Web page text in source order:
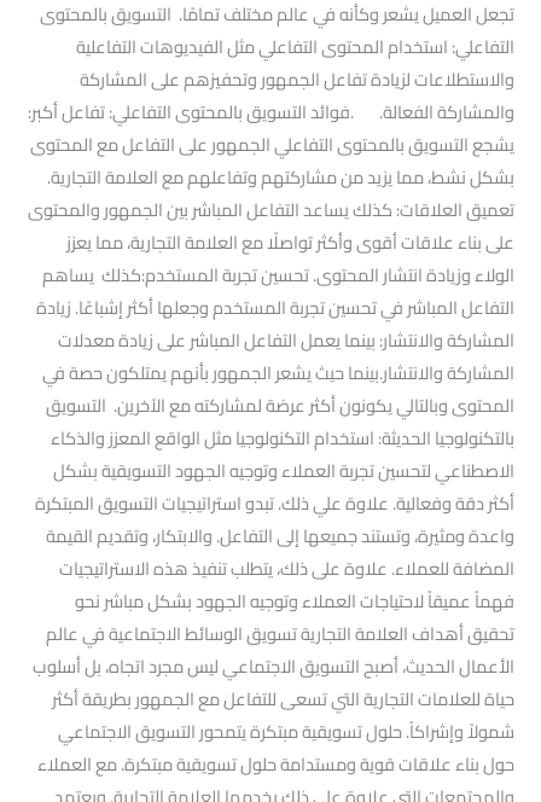
تجعل العميل يشعر وكأنه في عالم مختلف تمامًا. التسويق بالمحتوى
التفاعلي: استخدام المحتوى التفاعلي مثل الفيديوهات التفاعلية
والاستطلاعات لزيادة تفاعل الجمهور وتحفيزهم على المشاركة
والمشاركة الفعالة. .فوائد التسويق بالمحتوى التفاعلي: تفاعل أكبر:
يشجع التسويق بالمحتوى التفاعلي الجمهور على التفاعل مع المحتوى
بشكل نشط، مما يزيد من مشاركتهم وتفاعلهم مع العلامة التجارية.
تعميق العلاقات: كذلك يساعد التفاعل المباشر بين الجمهور والمحتوى
على بناء علاقات أقوى وأكثر تواصلًا مع العلامة التجارية، مما يعزز
الولاء وزيادة انتشار المحتوى. تحسين تجربة المستخدم:كذلك يساهم
التفاعل المباشر في تحسين تجربة المستخدم وجعلها أكثر إشباعًا. زيادة
المشاركة والانتشار: بينما يعمل التفاعل المباشر على زيادة معدلات
المشاركة والانتشار.بينما حيث يشعر الجمهور بأنهم يمتلكون حصة في
المحتوى وبالتالي يكونون أكثر عرضة لمشاركته مع الآخرين. التسويق
بالتكنولوجيا الحديثة: استخدام التكنولوجيا مثل الواقع المعزز والذكاء
الاصطناعي لتحسين تجربة العملاء وتوجيه الجهود التسويقية بشكل
أكثر دقة وفعالية. علاوة علي ذلك. تبدو استراتيجيات التسويق المبتكرة
واعدة ومثيرة، وتستند جميعها إلى التفاعل. والابتكار، وتقديم القيمة
المضافة للعملاء. علاوة على ذلك، يتطلب تنفيذ هذه الاستراتيجيات
فهماً عميقاً لاحتياجات العملاء وتوجيه الجهود بشكل مباشر نحو
تحقيق أهداف العلامة التجارية تسويق الوسائط الاجتماعية في عالم
الأعمال الحديث، أصبح التسويق الاجتماعي ليس مجرد اتجاه، بل أسلوب
حياة للعلامات التجارية التي تسعى للتفاعل مع الجمهور بطريقة أكثر
شمولاً وإشراكاً. حلول تسويقية مبتكرة يتمحور التسويق الاجتماعي
حول بناء علاقات قوية ومستدامة حلول تسويقية مبتكرة. مع العملاء